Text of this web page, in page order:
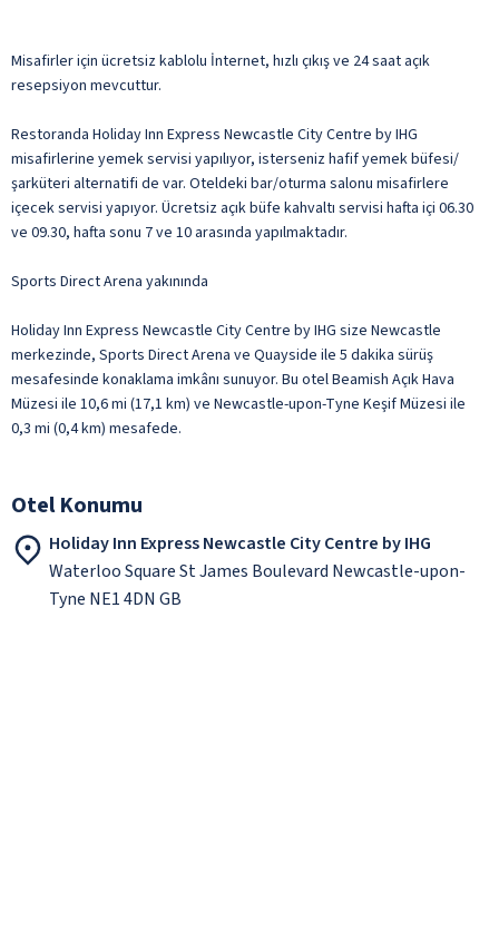
Misafirler için ücretsiz kablolu İnternet, hızlı çıkış ve 24 saat açık
resepsiyon mevcuttur.
Restoranda Holiday Inn Express Newcastle City Centre by IHG
misafirlerine yemek servisi yapılıyor, isterseniz hafif yemek büfesi/
şarküteri alternatifi de var. Oteldeki bar/oturma salonu misafirlere
içecek servisi yapıyor. Ücretsiz açık büfe kahvaltı servisi hafta içi 06.30
ve 09.30, hafta sonu 7 ve 10 arasında yapılmaktadır.
Sports Direct Arena yakınında
Holiday Inn Express Newcastle City Centre by IHG size Newcastle
merkezinde, Sports Direct Arena ve Quayside ile 5 dakika sürüş
mesafesinde konaklama imkânı sunuyor. Bu otel Beamish Açık Hava
Müzesi ile 10,6 mi (17,1 km) ve Newcastle-upon-Tyne Keşif Müzesi ile
0,3 mi (0,4 km) mesafede.
Otel Konumu
Holiday Inn Express Newcastle City Centre by IHG
Waterloo Square St James Boulevard Newcastle-upon-
Tyne NE1 4DN GB